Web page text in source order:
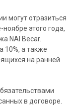
могут отразиться
этого года,
NAI Becar.
10%, а также
на ранней
в договоре.